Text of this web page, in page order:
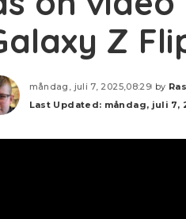
Z
måndag, juli 7, 2025,08:29
by
by
Last Updated: måndag, juli 7,